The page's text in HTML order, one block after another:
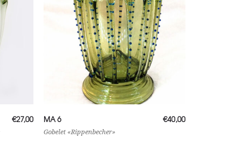
€27,00 MA 6 €40,00
Gobelet «Rippenbecher»